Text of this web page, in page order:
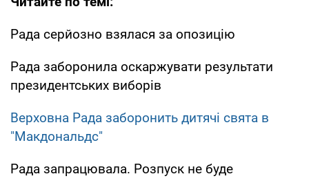
Рада серйозно взялася за опозицію
Рада заборонила оскаржувати результати
президентських виборів
Верховна Рада заборонить дитячі свята в
"Макдональдс"
Рада запрацювала. Розпуск не буде